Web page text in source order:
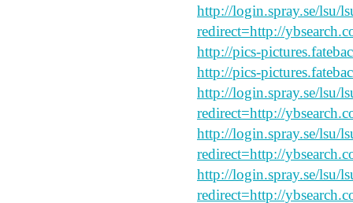
http://login.spray.se/lsu/
redirect=http://
http://pics-
http://pics-
http://login.spray.se/lsu/
redirect=http://
http://login.spray.se/lsu/
redirect=http://
http://login.spray.se/lsu/
redirect=http://